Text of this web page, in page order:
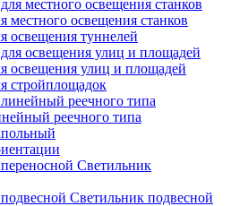
местного освещения станков
освещения туннелей
освещения улиц и площадей
стройплощадок
реечного типа
Светильник
Светильник подвесной